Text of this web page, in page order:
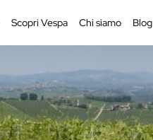
Scopri Vespa Chi siamo Blog